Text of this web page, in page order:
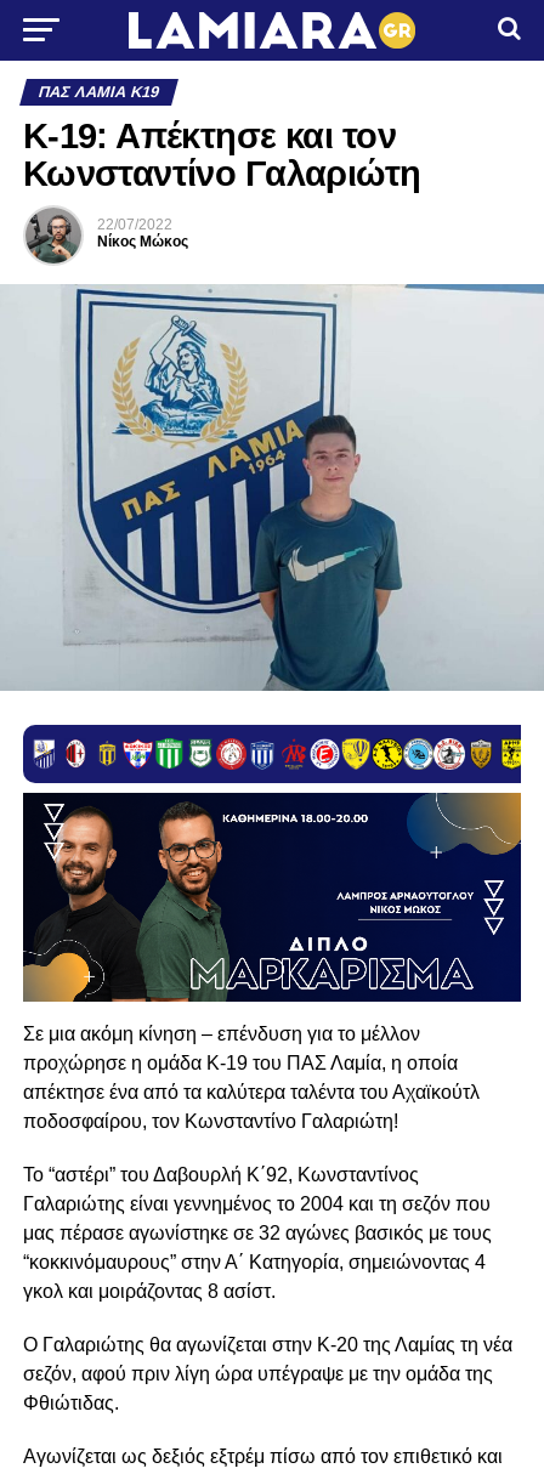
ΠΑΣ ΛΑΜΊΑ Κ19
Κ-19: Απέκτησε και τον
Κωνσταντίνο Γαλαριώτη
22/07/2022
Νίκος Μώκος
Σε μια ακόμη κίνηση – επένδυση για το μέλλον
προχώρησε η ομάδα Κ-19 του ΠΑΣ Λαμία, η οποία
απέκτησε ένα από τα καλύτερα ταλέντα του Αχαϊκούτλ
ποδοσφαίρου, τον Κωνσταντίνο Γαλαριώτη!
Το “αστέρι” του Δαβουρλή Κ΄92, Κωνσταντίνος
Γαλαριώτης είναι γεννημένος το 2004 και τη σεζόν που
μας πέρασε αγωνίστηκε σε 32 αγώνες βασικός με τους
“κοκκινόμαυρους” στην Α΄ Κατηγορία, σημειώνοντας 4
γκολ και μοιράζοντας 8 ασίστ.
Ο Γαλαριώτης θα αγωνίζεται στην Κ-20 της Λαμίας τη νέα
σεζόν, αφού πριν λίγη ώρα υπέγραψε με την ομάδα της
Φθιώτιδας.
Αγωνίζεται ως δεξιός εξτρέμ πίσω από τον επιθετικό και